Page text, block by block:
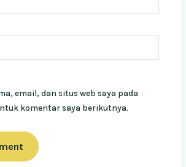
email, dan situs web saya pada
komentar saya berikutnya.